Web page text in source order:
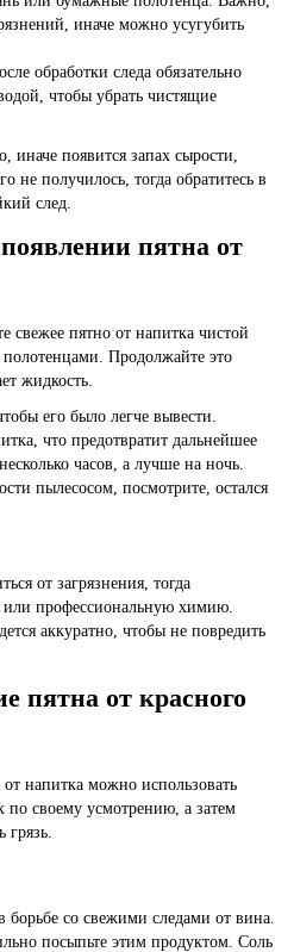
иначе можно усугубить
обработки следа обязательно
чтобы убрать чистящие
иначе появится запах сырости,
не получилось, тогда обратитесь в
след.
пятна от
свежее пятно от напитка чистой
Продолжайте это
жидкость.
его было легче вывести.
что предотвратит дальнейшее
часов, а лучше на ночь.
пылесосом, посмотрите, остался
от загрязнения, тогда
или профессиональную химию.
аккуратно, чтобы не повредить
пятна от красного
напитка можно использовать
по своему усмотрению, а затем
грязь.
со свежими следами от вина.
посыпьте этим продуктом. Соль